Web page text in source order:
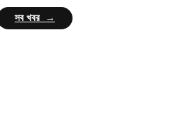
সব খবর →